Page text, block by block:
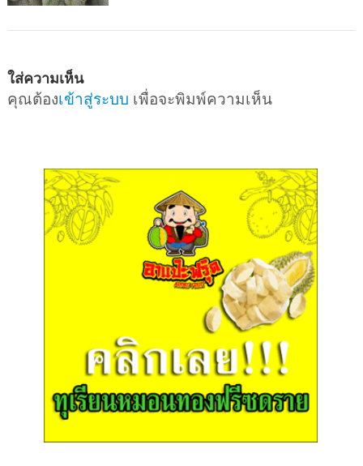
ใส่ความเห็น
คุณต้องเข้าสู่ระบบ เพื่อจะพิมพ์ความเห็น